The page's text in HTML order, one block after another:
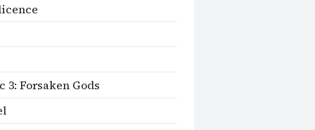
3: Forsaken Gods